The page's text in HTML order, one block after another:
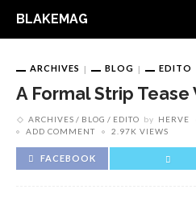
BLAKEMAG
ARCHIVES BLOG EDITO
A Formal Strip Tease
ARCHIVES BLOG EDITO by HERVE
ADD COMMENT
2.97K VIEWS
FACEBOOK